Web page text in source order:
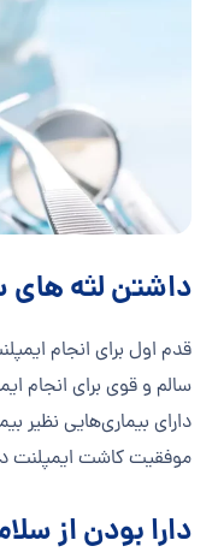
داشتن لثه های
قدم اول برای انجام
سالم و قوی برای انجام
دارای بیماری‌هایی نظیر
موفقیت کاشت ایمپلنت
دارا بودن از